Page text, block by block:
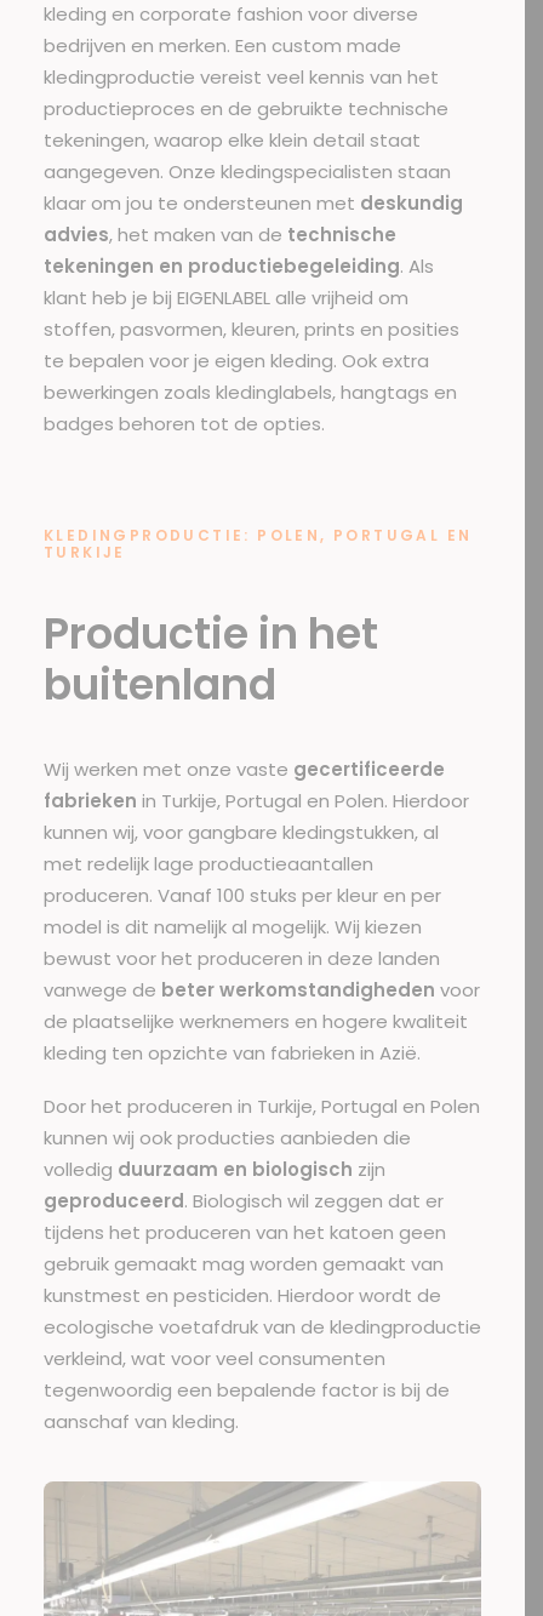
kleding en corporate fashion voor diverse
bedrijven en merken. Een custom made
kledingproductie vereist veel kennis van het
productieproces en de gebruikte technische
tekeningen, waarop elke klein detail staat
aangegeven. Onze kledingspecialisten staan
klaar om jou te ondersteunen met deskundig
advies, het maken van de technische
tekeningen en productiebegeleiding. Als
klant heb je bij EIGENLABEL alle vrijheid om
stoffen, pasvormen, kleuren, prints en posities
te bepalen voor je eigen kleding. Ook extra
bewerkingen zoals kledinglabels,hangtags en
badges behoren tot de opties.
KLEDINGPRODUCTIE: POLEN, PORTUGAL EN
TURKIJE
Productie in het
buitenland
Wij werken met onze vaste gecertificeerde
fabrieken in Turkije, Portugal en Polen. Hierdoor
kunnen wij, voor gangbare kledingstukken, al
met redelijk lage productieaantallen
produceren. Vanaf 100 stuks per kleur en per
model is dit namelijk al mogelijk. Wij kiezen
bewust voor het produceren in deze landen
vanwege de beter werkomstandigheden voor
de plaatselijke werknemers en hogere kwaliteit
kleding ten opzichte van fabrieken in Azië.
Door het produceren in Turkije, Portugal en Polen
kunnen wij ook producties aanbieden die
volledig duurzaam en biologisch zijn
geproduceerd. Biologisch wil zeggen dat er
tijdens het produceren van het katoen geen
gebruik gemaakt mag worden gemaakt van
kunstmest en pesticiden. Hierdoor wordt de
ecologische voetafdruk van de kledingproductie
verkleind, wat voor veel consumenten
tegenwoordig een bepalende factor is bij de
aanschaf van kleding.